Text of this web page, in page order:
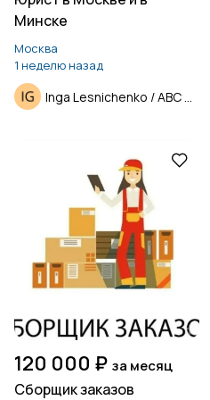
Минске
Москва
1 неделю назад
120 000 ₽ за месяц
Сборщик заказов